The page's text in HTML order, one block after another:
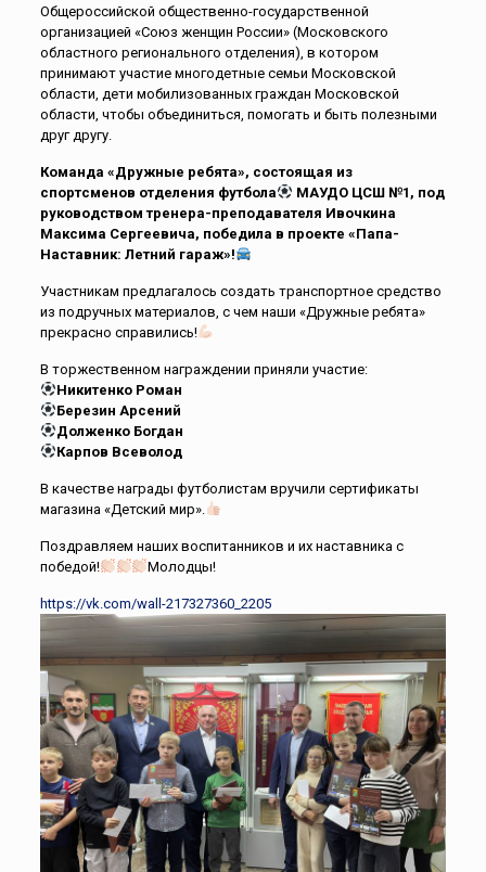
Общероссийской общественно-государственной
организацией «Союз женщин России» (Московского
областного регионального отделения), в котором
принимают участие многодетные семьи Московской
области, дети мобилизованных граждан Московской
области, чтобы объединиться, помогать и быть полезными
друг другу.
Команда «Дружные ребята», состоящая из
спортсменов отделения футбола
МАУДО ЦСШ №1, под
руководством тренера-преподавателя Ивочкина
Максима Сергеевича, победила в проекте «Папа-
Наставник: Летний гараж»!
Участникам предлагалось создать транспортное средство
из подручных материалов, с чем наши «Дружные ребята»
прекрасно справились!
В торжественном награждении приняли участие:
Никитенко Роман
Березин Арсений
Долженко Богдан
Карпов Всеволод
В качестве награды футболистам вручили сертификаты
магазина «Детский мир».
Поздравляем наших воспитанников и их наставника с
победой!
Молодцы!
https://vk.com/wall-217327360_2205